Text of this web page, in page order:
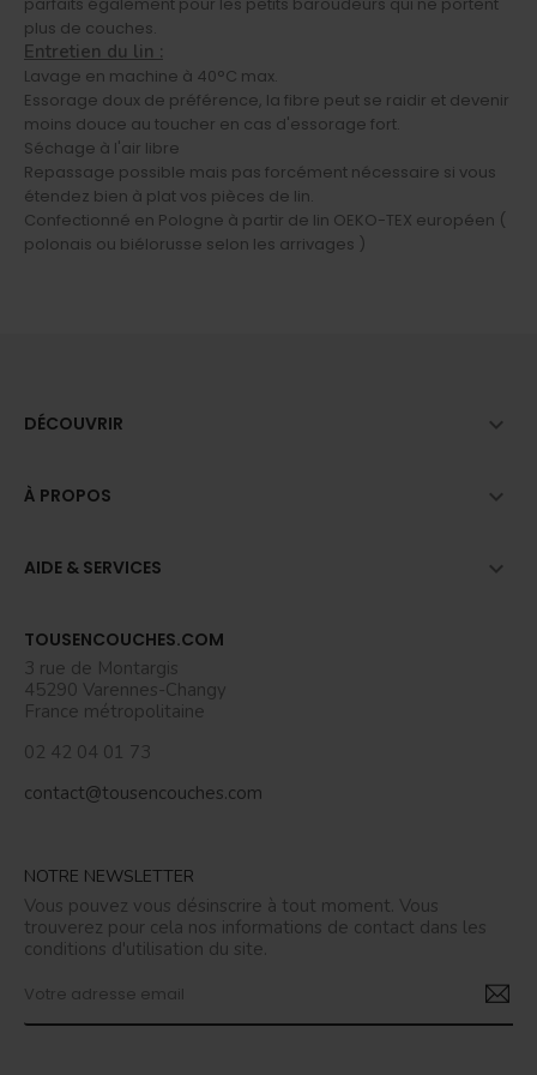
plus de couches.
Entretien du lin :
Lavage en machine à 40°C max.
Essorage doux de préférence, la fibre peut se raidir et devenir
moins douce au toucher en cas d'essorage fort.
Séchage à l'air libre
Repassage possible mais pas forcément nécessaire si vous
étendez bien à plat vos pièces de lin.
Confectionné en Pologne à partir de lin OEKO-TEX européen (
polonais ou biélorusse selon les arrivages )
DÉCOUVRIR 
À PROPOS 
AIDE & SERVICES 
TOUSENCOUCHES.COM
3 rue de Montargis
45290 Varennes-Changy
France métropolitaine
02 42 04 01 73
contact@tousencouches.com
NOTRE NEWSLETTER
Vous pouvez vous désinscrire à tout moment. Vous
trouverez pour cela nos informations de contact dans les
conditions d'utilisation du site.